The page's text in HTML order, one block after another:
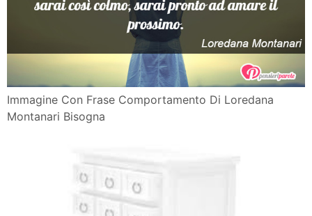
Immagine Con Frase Comportamento Di Loredana
Montanari Bisogna